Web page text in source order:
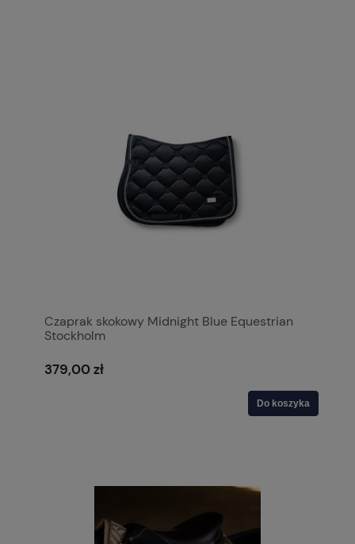
Czaprak skokowy Midnight Blue Equestrian
Stockholm
379,00 zł
Do koszyka